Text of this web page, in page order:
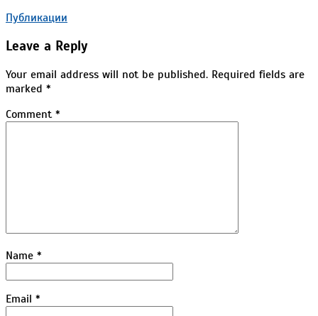
2021-
04
Публикации
Leave a Reply
Your email address will not be published. Required fields are
marked *
Comment *
Name *
Email *